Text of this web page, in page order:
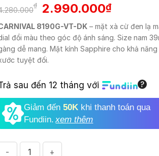
₫
Giá
gốc
là:
4.280.000₫.
2.990.000₫Giá
hiện
tại
là:
8190G-VT-DK– mặt xà cừ đen lạ
đổi màu theo góc độ ánh sáng. Size nam
dễ mang. Mặt kính Sapphire cho khả
tuyệt đối.
sau đến 12 tháng với
Giảm đến 50K khi thanh toán qua
Fundiin. xem thêm